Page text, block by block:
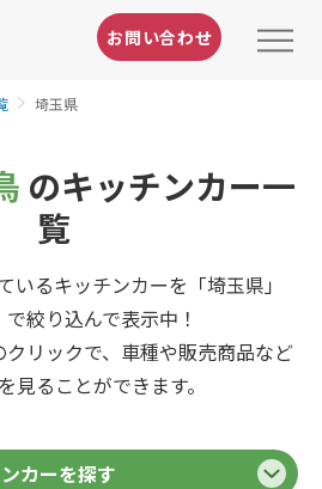
お問い合わせ
埼玉県
のキッチンカー一
覧
いるキッチンカーを「埼玉県」
で絞り込んで表示中！
リックで、車種や販売商品など
見ることができます。
カーを探す